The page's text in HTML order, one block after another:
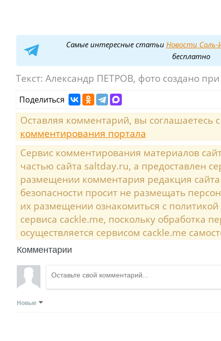
Самые интересные статьи Новости Соль-
бесплатно
Текст: Александр ПЕТРОВ, фото создано
Поделиться
Оставляя комментарий, вы соглашаетесь
комментирования портала
Сервис комментирования материалов
частью сайта saltday.ru, а предоставлен
размещении комментария редакция
безопасности просит не размещать
их размещении ознакомиться с
сервиса cackle.me, поскольку обработка
осуществляется сервисом cackle.me
Комментарии
Новые